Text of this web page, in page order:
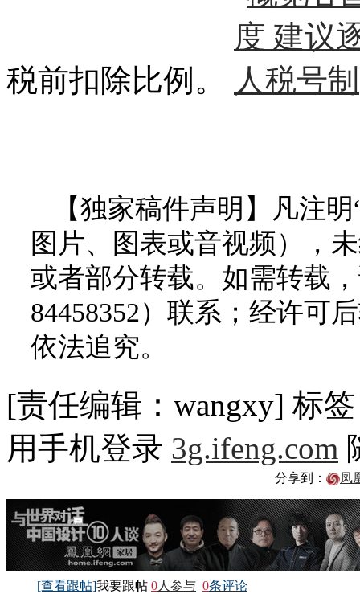
税前扣除比例。
【独家稿件声明】凡注
图片、图表或音视频），
或者部分转载。如需转载
84458352）联系；经许可
依法追究。
[责任编辑：wangxy] 标
用手机登录 3g.ifeng.com
分享到： 凤
[查看跟帖]我要跟帖 0人参与 0条评论